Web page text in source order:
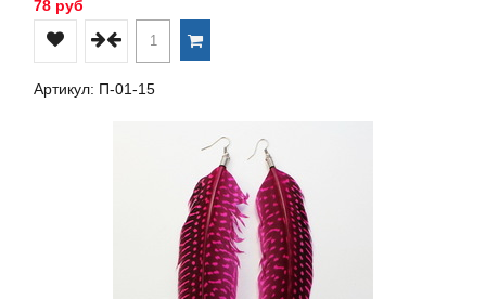
78 руб
Артикул: П-01-15